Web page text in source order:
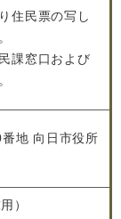
住民票の写し
課窓口および
地 向日市役所
）